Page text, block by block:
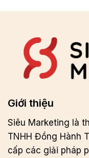
Giới thiệu
Siêu Marketing là
TNHH Đồng Hành
cấp các giải pháp